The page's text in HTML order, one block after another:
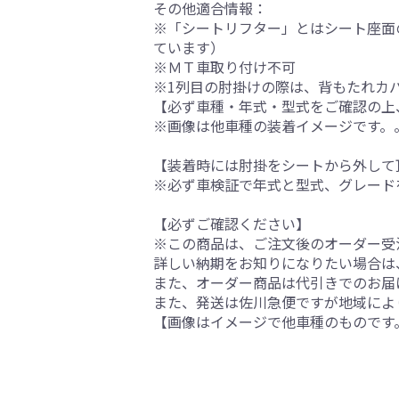
その他適合情報：
※「シートリフター」とはシート座
ています）
※ＭＴ車取り付け不可
※1列目の肘掛けの際は、背もたれカ
【必ず車種・年式・型式をご確認の
※画像は他車種の装着イメージです。
【装着時には肘掛をシートから外し
※必ず車検証で年式と型式、グレー
【必ずご確認ください】
※この商品は、ご注文後のオーダー
詳しい納期をお知りになりたい場合
また、オーダー商品は代引きでのお
また、発送は佐川急便ですが地域に
【画像はイメージで他車種のもので